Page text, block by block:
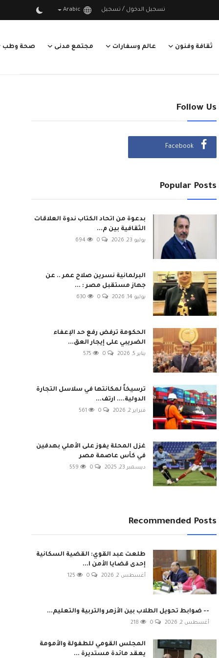
تسجيل الدخول / تسجيل Arabic
ثقافة وفنون عالم وسفارات مجتمع مدنى صحة وطب
Follow Us
Facebook
Popular Posts
بدعوة من اتحاد الكتاب ندوة العلاقات
الثقافية بين م...
يوليو 23, 2026 0
694
البرلمانية نسرين صلاح عمر .. عن
جهاز مستقبل مصر : ...
يوليو 14, 2026 0
630
الحكومة ترفض رفع حد الإعفاء
الضريبي على إيجار العق...
يناير 5, 2026 0
575
ترسيخاً لمكانتها في سلاسل التجارة
الدولية.... ارتف...
فبراير 2, 2026 0
561
غزل المحلة يفوز على الأهلي بهدفين
في كأس عاصمة مصر
ديسمبر 23, 2025 0
559
Recommended Posts
طلعت عبد القوي: القضية السكانية
إحدى قضايا الأمن ا...
أغسطس 2, 2026 0
125
-- ضوابط تحويل الطلاب بين الأزهر والتربية والتعليم...
أغسطس 2, 2026 0
218
المجلس القومي للطفولة والأمومة
يعقد مائدة مستديرة ...